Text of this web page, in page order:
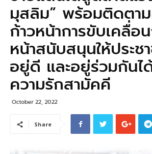
มุสลิม” พร้อมติดตา
ก้าวหน้าการขับเคลื่อ
หน้าสนับสนุนให้ประช
อยู่ดี และอยู่ร่วมกันไ
ความรักสามัคคี
October 22, 2022
Share